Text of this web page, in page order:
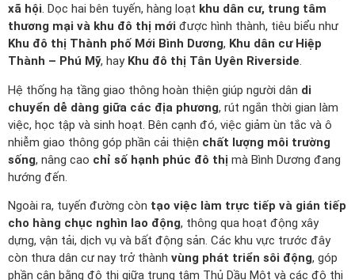
xã hội. Dọc hai bên tuyến, hàng loạt khu dân cư, trung tâm
thương mại và khu đô thị mới được hình thành, tiêu biểu như
Khu đô thị Thành phố Mới Bình Dương, Khu dân cư Hiệp
Thành – Phú Mỹ, hay Khu đô thị Tân Uyên Riverside.
Hệ thống hạ tầng giao thông hoàn thiện giúp người dân di
chuyển dễ dàng giữa các địa phương, rút ngắn thời gian làm
việc, học tập và sinh hoạt. Bên cạnh đó, việc giảm ùn tắc và ô
nhiễm giao thông góp phần cải thiện chất lượng môi trường
sống, nâng cao chỉ số hạnh phúc đô thị mà Bình Dương đang
hướng đến.
Ngoài ra, tuyến đường còn tạo việc làm trực tiếp và gián tiếp
cho hàng chục nghìn lao động, thông qua hoạt động xây
dựng, vận tải, dịch vụ và bất động sản. Các khu vực trước đây
còn thưa dân cư nay trở thành vùng phát triển sôi động, góp
phần cân bằng đô thị giữa trung tâm Thủ Dầu Một và các đô thị